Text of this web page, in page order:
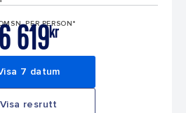
PER PERSON*
kr
619
7 datum
Visa resrutt